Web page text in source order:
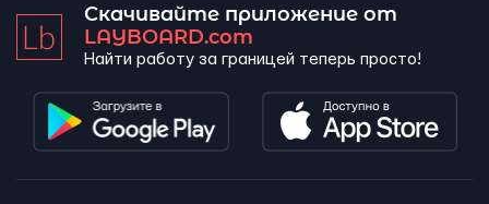
Скачивайте приложение от
LAYBOARD.com
Найти работу за границей теперь просто!